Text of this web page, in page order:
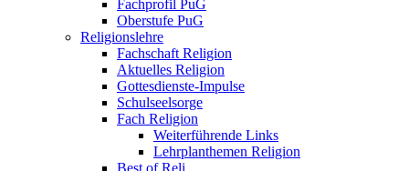
Fachprofil PuG
Oberstufe PuG
Religionslehre
Fachschaft Religion
Aktuelles Religion
Gottesdienste-Impulse
Schulseelsorge
Fach Religion
Weiterführende Links
Lehrplanthemen Religion
Best of Reli